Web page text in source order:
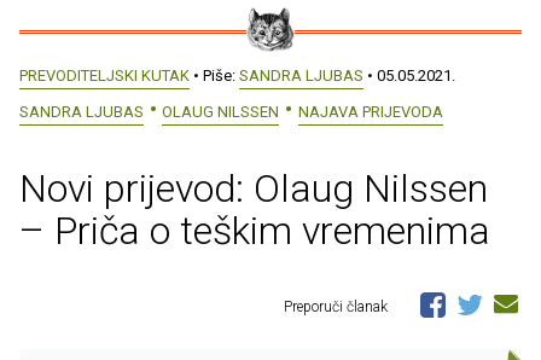
PREVODITELJSKI KUTAK • Piše: SANDRA LJUBAS • 05.05.2021.
SANDRA LJUBAS
OLAUG NILSSEN NAJAVA PRIJEVODA
Novi prijevod: Olaug Nilssen
– Priča o teškim vremenima
Preporuči članak